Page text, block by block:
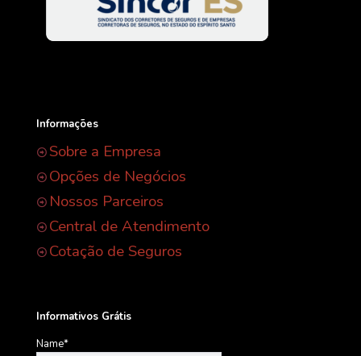
Informações
Sobre a Empresa
Opções de Negócios
Nossos Parceiros
Central de Atendimento
Cotação de Seguros
Informativos Grátis
Name*